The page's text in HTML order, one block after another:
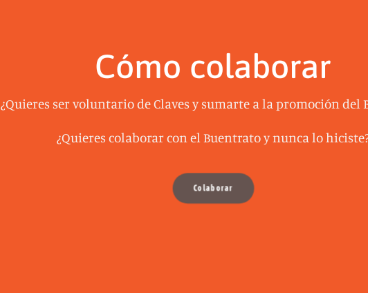
Cómo colaborar
¿Quieres ser voluntario de Claves y sumarte a la promoción del
¿Quieres colaborar con el Buentrato y nunca lo
Colaborar